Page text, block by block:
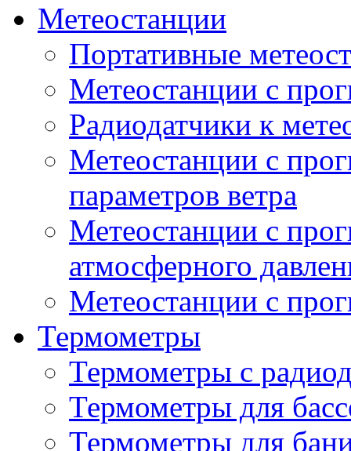
Метеостанции
Портативные
Метеостанции с
Радиодатчики к
Метеостанции с
параметров ветра
Метеостанции с
атмосферного
Метеостанции с
Термометры
Термометры с
Термометры для
Термометры для